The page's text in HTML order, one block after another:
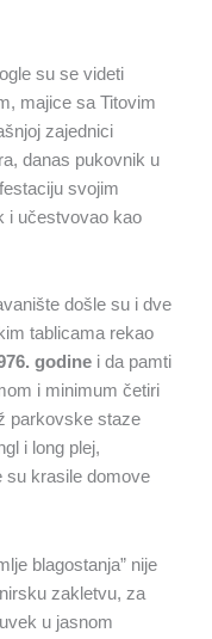
su se videti
majice sa Titovim
zajednici
danas pukovnik u
svojim
i učestvovao kao
došle su i dve
tablicama rekao
godine i da pamti
i minimum četiri
parkovske staze
i long plej,
su krasile domove
blagostanja” nije
zakletvu, za
u jasnom